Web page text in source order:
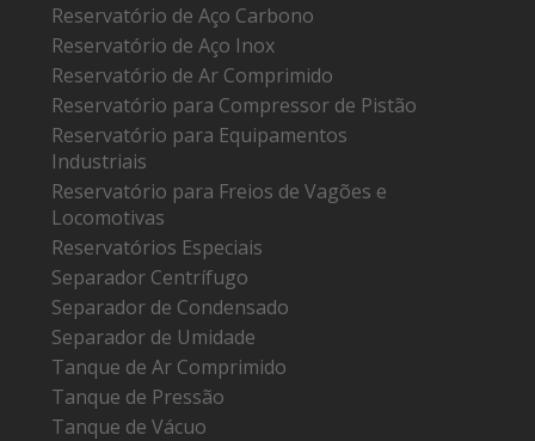
Reservatório de Aço Carbono
Reservatório de Aço Inox
Reservatório de Ar Comprimido
Reservatório para Compressor de Pistão
Reservatório para Equipamentos
Industriais
Reservatório para Freios de Vagões e
Locomotivas
Reservatórios Especiais
Separador Centrífugo
Separador de Condensado
Separador de Umidade
Tanque de Ar Comprimido
Tanque de Pressão
Tanque de Vácuo